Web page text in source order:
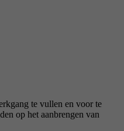
te vullen en voor te
op het aanbrengen van